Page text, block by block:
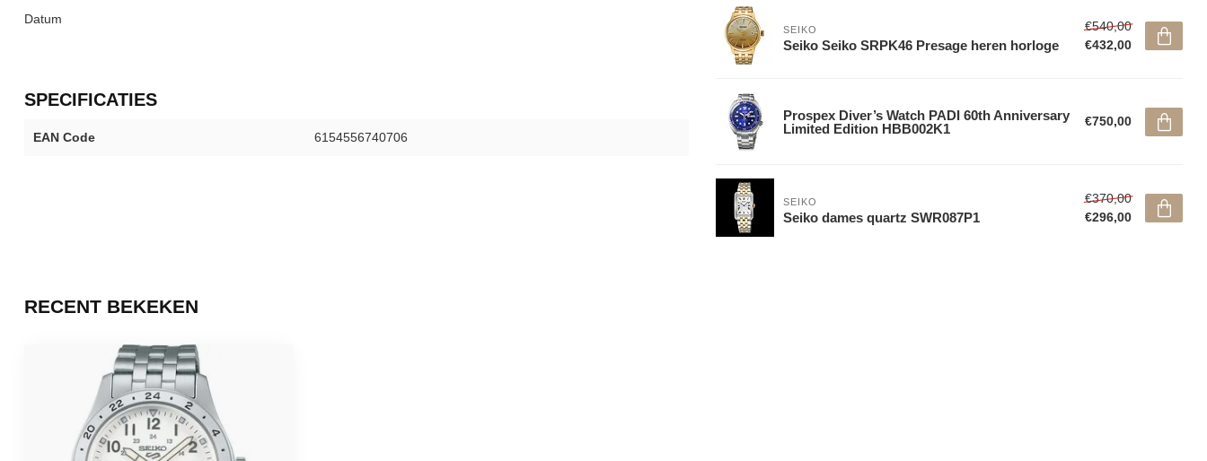
Datum
SPECIFICATIES
EAN Code 6154556740706
SEIKO
Seiko Seiko SRPK46 Presage heren horloge
€540,00
€432,00
Prospex Diver’s Watch PADI 60th Anniversary
Limited Edition HBB002K1
€750,00
SEIKO
Seiko dames quartz SWR087P1
€370,00
€296,00
RECENT BEKEKEN